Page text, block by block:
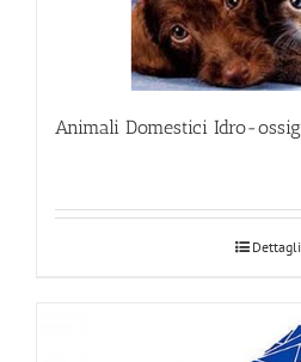
Animali Domestici Idro-
Dettagli